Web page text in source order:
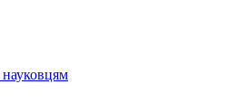
науковцям